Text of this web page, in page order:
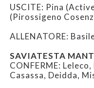
USCITE: Pina
(Pirossigeno
ALLENATORE:
SAVIATESTA
CONFERME:
Casassa, Deidda,